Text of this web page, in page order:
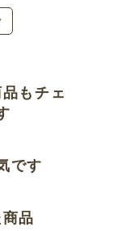
２０２１年１月～３
もチェ
です
品